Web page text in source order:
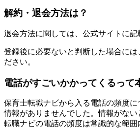
解約・退会方法は？
退会方法に関しては、公式サイトに
登録後に必要ないと判断した場合には
ださい。
電話がすごいかかってくるって
保育士転職ナビから入る電話の頻度
情報がありませんでした。情報がな
転職ナビの電話の頻度は常識的な範